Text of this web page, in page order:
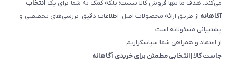
می‌کند. هدف ما تنها فروش کالا نیست؛ بلکه کمک به شما برای یک انتخاب
آگاهانه از طریق ارائه محصولات اصل، اطلاعات دقیق، بررسی‌های تخصصی و
پشتیبانی مسئولانه است.
از اعتماد و همراهی شما سپاسگزاریم.
جاست کالا | انتخابی مطمئن برای خریدی آگاهانه